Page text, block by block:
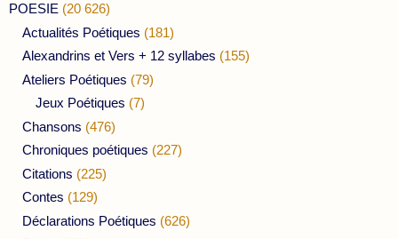
POESIE (20 626)
Actualités Poétiques (181)
Alexandrins et Vers + 12 syllabes (155)
Ateliers Poétiques (79)
Jeux Poétiques (7)
Chansons (476)
Chroniques poétiques (227)
Citations (225)
Contes (129)
Déclarations Poétiques (626)